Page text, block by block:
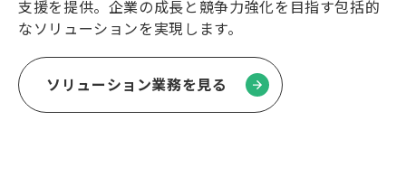
支援を提供。企業の成長と競争力強化を目指す包括的
なソリューションを実現します。
ソリューション業務を見る